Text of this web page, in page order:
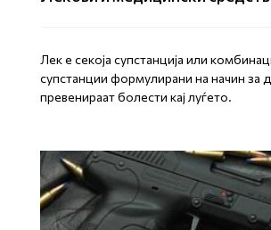
Лек е секоја супстанција или
супстанции формулирани на начин за
превенираат болести кај луѓето.